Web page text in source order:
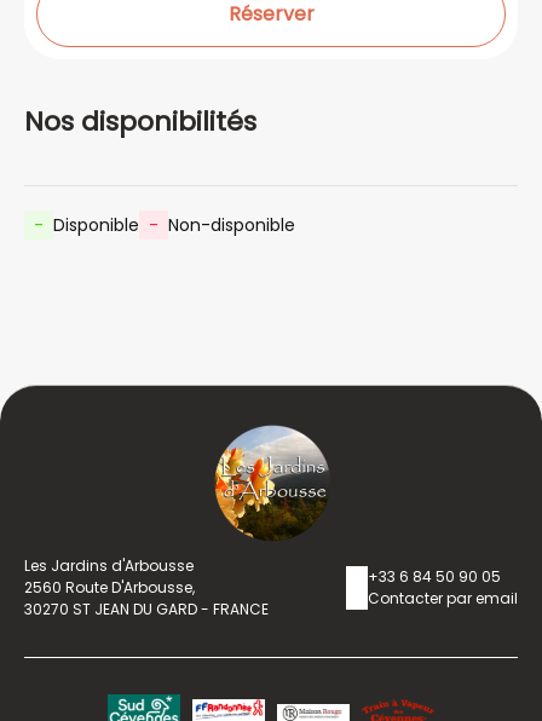
Réserver
Nos disponibilités
- Disponible - Non-disponible
Les Jardins d'Arbousse
2560 Route D'Arbousse,
30270 ST JEAN DU GARD - FRANCE
+33 6 84 50 90 05
Contacter par email